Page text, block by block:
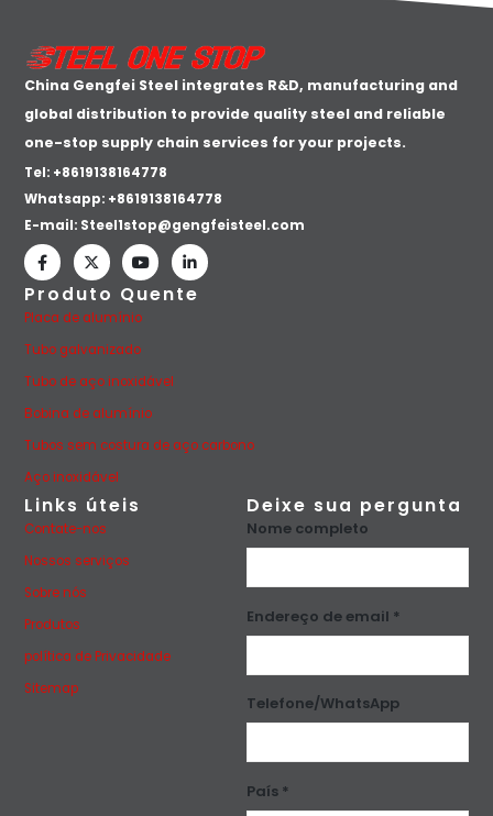
China Gengfei Steel integrates R&D, manufacturing and
global distribution to provide quality steel and reliable
one-stop supply chain services for your projects.
Tel: +8619138164778
Whatsapp: +8619138164778
E-mail: Steel1stop@gengfeisteel.com
Produto Quente
Placa de alumínio
Tubo galvanizado
Tubo de aço inoxidável
Bobina de alumínio
Tubos sem costura de aço carbono
Aço inoxidável
Links úteis
Contate-nos
Nossos serviços
Sobre nós
Produtos
política de Privacidade
Sitemap
Deixe sua pergunta
Nome completo
Endereço de email *
Telefone/WhatsApp
País *